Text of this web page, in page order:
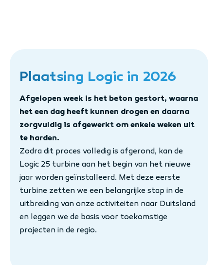
Plaatsing Logic in 2026
Afgelopen week is het beton gestort, waarna
het een dag heeft kunnen drogen en daarna
zorgvuldig is afgewerkt om enkele weken uit
te harden.
Zodra dit proces volledig is afgerond, kan de
Logic 25 turbine aan het begin van het nieuwe
jaar worden geïnstalleerd. Met deze eerste
turbine zetten we een belangrijke stap in de
uitbreiding van onze activiteiten naar Duitsland
en leggen we de basis voor toekomstige
projecten in de regio.